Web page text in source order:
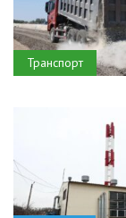
Транспорт